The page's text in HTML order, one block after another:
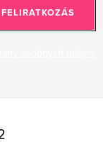
FELIRATKOZÁS